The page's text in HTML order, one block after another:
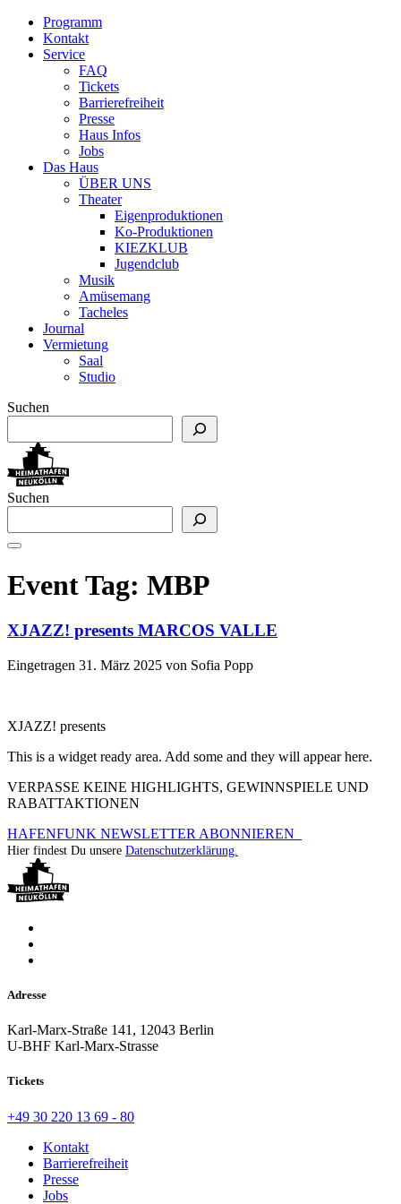
Programm
Kontakt
Service
FAQ
Tickets
Barrierefreiheit
Presse
Haus Infos
Jobs
Das Haus
ÜBER UNS
Theater
Eigenproduktionen
Ko-Produktionen
KIEZKLUB
Jugendclub
Musik
Amüsemang
Tacheles
Journal
Vermietung
Saal
Studio
Suchen
Suchen
Event Tag: MBP
XJAZZ! presents MARCOS VALLE
Eingetragen 31. März 2025 von Sofia Popp
XJAZZ! presents
This is a widget ready area. Add some and they will appear here.
VERPASSE KEINE HIGHLIGHTS, GEWINNSPIELE UND
RABATTAKTIONEN
HAFENFUNK NEWSLETTER ABONNIEREN
Hier findest Du unsere Datenschutzerklärung.
Adresse
Karl-Marx-Straße 141, 12043 Berlin
U-BHF Karl-Marx-Strasse
Tickets
+49 30 220 13 69 - 80
Kontakt
Barrierefreiheit
Presse
Jobs